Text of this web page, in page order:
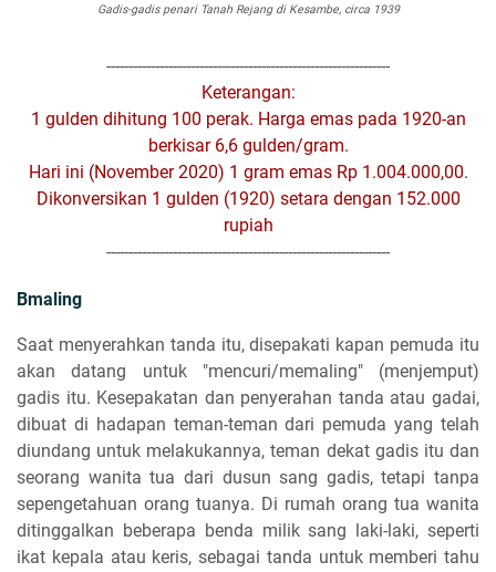
Gadis-gadis penari Tanah Rejang di Kesambe, circa 1939
----------------------------------------------------------------
Keterangan:
1 gulden dihitung 100 perak. Harga emas pada 1920-an
berkisar 6,6 gulden/gram.
Hari ini (November 2020) 1 gram emas Rp 1.004.000,00.
Dikonversikan 1 gulden (1920) setara dengan 152.000
rupiah
----------------------------------------------------------------
Bmaling
Saat menyerahkan tanda itu, disepakati kapan pemuda itu
akan datang untuk "mencuri/memaling" (menjemput)
gadis itu. Kesepakatan dan penyerahan tanda atau gadai,
dibuat di hadapan teman-teman dari pemuda yang telah
diundang untuk melakukannya, teman dekat gadis itu dan
seorang wanita tua dari dusun sang gadis, tetapi tanpa
sepengetahuan orang tuanya. Di rumah orang tua wanita
ditinggalkan beberapa benda milik sang laki-laki, seperti
ikat kepala atau keris, sebagai tanda untuk memberi tahu